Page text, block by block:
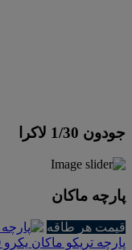
جودون 1/30 لاکرا
پارچه ماکان
قیمت هر طاقه
پارچه تریکو ماکان یکرو 30.40 گردباف | مشکی